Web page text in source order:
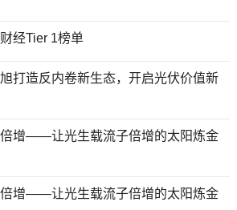
经Tier 1榜单
打造反内卷新生态，开启光伏价值新
增——让光生载流子倍增的太阳炼金
增——让光生载流子倍增的太阳炼金